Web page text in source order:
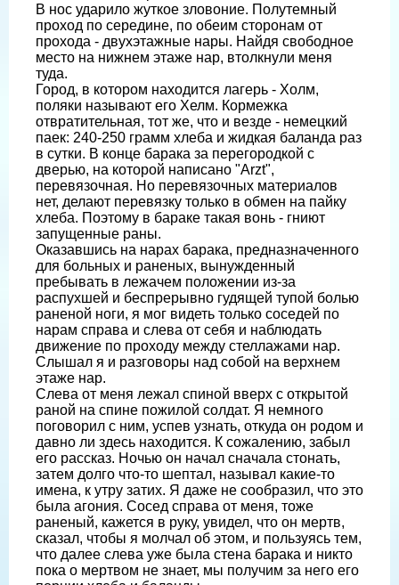
В нос ударило жуткое зловоние. Полутемный
проход по середине, по обеим сторонам от
прохода - двухэтажные нары. Найдя свободное
место на нижнем этаже нар, втолкнули меня
туда.
Город, в котором находится лагерь - Холм,
поляки называют его Хелм. Кормежка
отвратительная, тот же, что и везде - немецкий
паек: 240-250 грамм хлеба и жидкая баланда раз
в сутки. В конце барака за перегородкой с
дверью, на которой написано "Arzt",
перевязочная. Но перевязочных материалов
нет, делают перевязку только в обмен на пайку
хлеба. Поэтому в бараке такая вонь - гниют
запущенные раны.
Оказавшись на нарах барака, предназначенного
для больных и раненых, вынужденный
пребывать в лежачем положении из-за
распухшей и беспрерывно гудящей тупой болью
раненой ноги, я мог видеть только соседей по
нарам справа и слева от себя и наблюдать
движение по проходу между стеллажами нар.
Слышал я и разговоры над собой на верхнем
этаже нар.
Слева от меня лежал спиной вверх с открытой
раной на спине пожилой солдат. Я немного
поговорил с ним, успев узнать, откуда он родом и
давно ли здесь находится. К сожалению, забыл
его рассказ. Ночью он начал сначала стонать,
затем долго что-то шептал, называл какие-то
имена, к утру затих. Я даже не сообразил, что это
была агония. Сосед справа от меня, тоже
раненый, кажется в руку, увидел, что он мертв,
сказал, чтобы я молчал об этом, и пользуясь тем,
что далее слева уже была стена барака и никто
пока о мертвом не знает, мы получим за него его